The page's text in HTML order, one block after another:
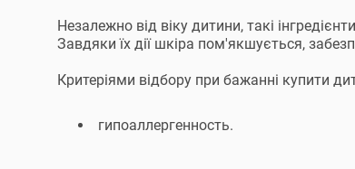
Незалежно від віку дитини, такі
Завдяки їх дії шкіра пом'якшується,
Критеріями відбору при бажанні купити
гипоаллергенность.